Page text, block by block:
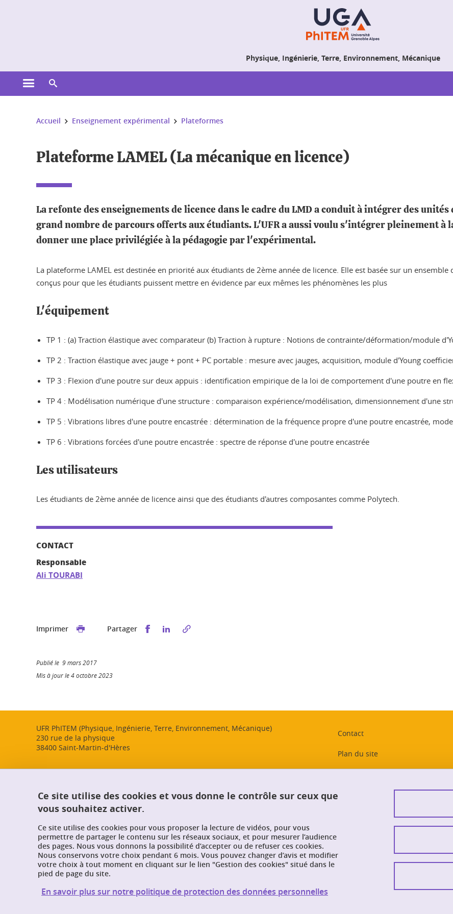
Physique, Ingénierie, Terre, Environnement, Mécanique
Ouvrir le menu principal
Vous êtes ici :
Accueil Enseignement expérimental Plateformes
Plateforme LAMEL (La mécanique en licence)
La refonte des enseignements de licence dans le cadre du LMD a conduit à intégrer des
grand nombre de parcours offerts aux étudiants. L'UFR a aussi voulu s'intégrer pleinement à
donner une place privilégiée à la pédagogie par l'expérimental.
La plateforme LAMEL est destinée en priorité aux étudiants de 2ème année de licence. Elle est basée sur un
conçus pour que les étudiants puissent mettre en évidence par eux mêmes les phénomènes les plus
L'équipement
TP 1 : (a) Traction élastique avec comparateur (b) Traction à rupture : Notions de contrainte/déformation/module
TP 2 : Traction élastique avec jauge + pont + PC portable : mesure avec jauges, acquisition, module d'Young
TP 3 : Flexion d'une poutre sur deux appuis : identification empirique de la loi de comportement d'une poutre en
TP 4 : Modélisation numérique d'une structure : comparaison expérience/modélisation, dimensionnement d'une
TP 5 : Vibrations libres d'une poutre encastrée : détermination de la fréquence propre d'une poutre encastrée,
TP 6 : Vibrations forcées d'une poutre encastrée : spectre de réponse d'une poutre encastrée
Les utilisateurs
Les étudiants de 2ème année de licence ainsi que des étudiants d'autres composantes comme Polytech.
CONTACT
Responsable
Ali TOURABI
Imprimer Partager Partager sur Facebook
Partager sur LinkedIn
Publié le 9 mars 2017
Mis à jour le 4 octobre 2023
UFR PhITEM (Physique, Ingénierie, Terre, Environnement, Mécanique)
230 rue de la physique
38400 Saint-Martin-d'Hères
Contact
Plan du site
Données personnelles
Gestion des cookies
Ce site utilise des cookies et vous donne le contrôle sur ceux que
vous souhaitez activer.
Ce site utilise des cookies pour vous proposer la lecture de vidéos, pour vous
permettre de partager le contenu sur les réseaux sociaux, et pour mesurer l’audience
des pages. Nous vous donnons la possibilité d’accepter ou de refuser ces cookies.
Nous conservons votre choix pendant 6 mois. Vous pouvez changer d’avis et modifier
votre choix à tout moment en cliquant sur le lien "Gestion des cookies" situé dans le
pied de page du site.
En savoir plus sur notre politique de protection des données personnelles